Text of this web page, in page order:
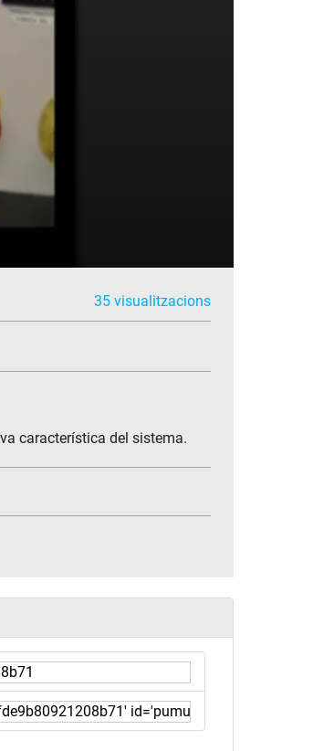
35 visualitzacions
característica del sistema.